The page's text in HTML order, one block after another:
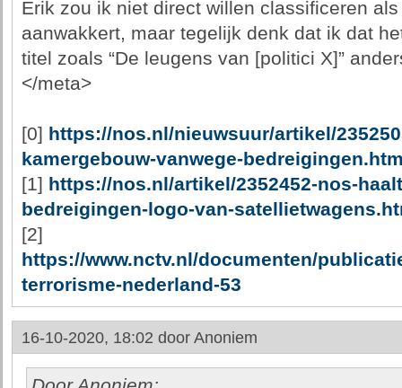
Erik zou ik niet direct willen classificeren
aanwakkert, maar tegelijk denk dat ik dat
titel zoals “De leugens van [politici X]”
</meta>
[0] https://nos.nl/nieuwsuur/artikel/
kamergebouw-vanwege-
[1] https://nos.nl/artikel/2352452-nos-
bedreigingen-logo-van-
[2]
https://www.nctv.nl/documenten/
terrorisme-nederland-53
16-10-2020, 18:02 door Anoniem